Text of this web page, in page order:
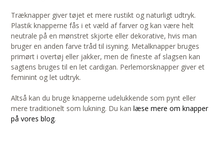
Træknapper giver tøjet et mere rustikt og naturligt udtryk.
Plastik knapperne fås i et væld af farver og kan være helt
neutrale på en mønstret skjorte eller dekorative, hvis man
bruger en anden farve tråd til isyning. Metalknapper bruges
primørt i overtøj eller jakker, men de fineste af slagsen kan
sagtens bruges til en let cardigan. Perlemorsknapper giver et
feminint og let udtryk.
Altså kan du bruge knapperne udelukkende som pynt eller
mere traditionelt som lukning. Du kan læse mere om knapper
på vores blog.